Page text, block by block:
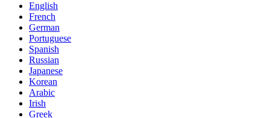
English
French
German
Portuguese
Spanish
Russian
Japanese
Korean
Arabic
Irish
Greek